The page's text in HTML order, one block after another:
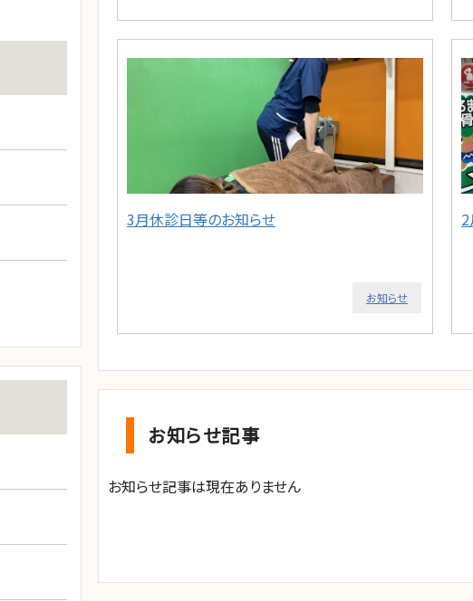
3月休診日等のお知らせ
お知らせ
お知らせ記事
お知らせ記事は現在ありません